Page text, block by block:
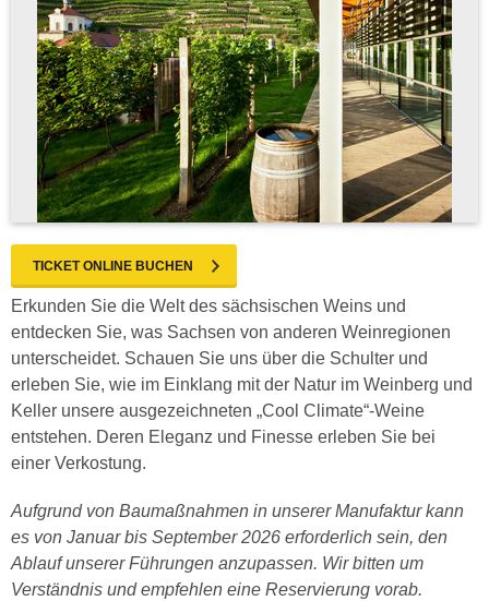
TICKET ONLINE BUCHEN
Erkunden Sie die Welt des sächsischen Weins und
entdecken Sie, was Sachsen von anderen Weinregionen
unterscheidet. Schauen Sie uns über die Schulter und
erleben Sie, wie im Einklang mit der Natur im Weinberg und
Keller unsere ausgezeichneten „Cool Climate“-Weine
entstehen. Deren Eleganz und Finesse erleben Sie bei
einer Verkostung.
Aufgrund von Baumaßnahmen in unserer Manufaktur kann
es von Januar bis September 2026 erforderlich sein, den
Ablauf unserer Führungen anzupassen. Wir bitten um
Verständnis und empfehlen eine Reservierung vorab.